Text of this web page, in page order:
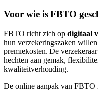
Voor wie is FBTO
FBTO richt zich op digitaal
hun verzekeringszaken
premiekosten. De
hechten aan gemak,
kwaliteitverhouding.
De online aanpak van FBTO